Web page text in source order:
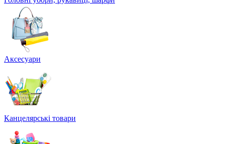
Аксесуари
Канцелярські товари